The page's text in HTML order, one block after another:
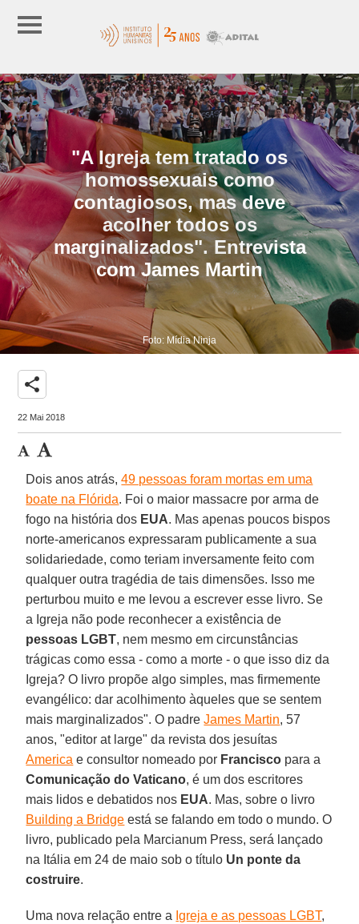
"A Igreja tem tratado os
homossexuais como
contagiosos, mas deve
acolher todos os
marginalizados". Entrevista
com James Martin
Foto: Mídia Ninja
share
22 Mai 2018
Dois anos atrás,49 pessoas foram mortas em uma
boate na Flórida. Foi o maior massacre por arma de
fogo na história dos EUA. Mas apenas poucos bispos
norte-americanos expressaram publicamente a sua
solidariedade, como teriam inversamente feito com
qualquer outra tragédia de tais dimensões. Isso me
perturbou muito e me levou a escrever esse livro. Se
a Igreja não pode reconhecer a existência de
pessoas LGBT, nem mesmo em circunstâncias
trágicas como essa - como a morte - o que isso diz da
Igreja? O livro propõe algo simples, mas firmemente
evangélico: dar acolhimento àqueles que se sentem
mais marginalizados". O padreJames Martin, 57
anos, "editor at large" da revista dos jesuítas
America e consultor nomeado por Francisco para a
Comunicação do Vaticano, é um dos escritores
mais lidos e debatidos nos EUA. Mas, sobre o livro
Building a Bridge está se falando em todo o mundo. O
livro, publicado pela Marcianum Press, será lançado
na Itália em 24 de maio sob o título Un ponte da
costruire.
Uma nova relação entre a Igreja e as pessoas LGBT,